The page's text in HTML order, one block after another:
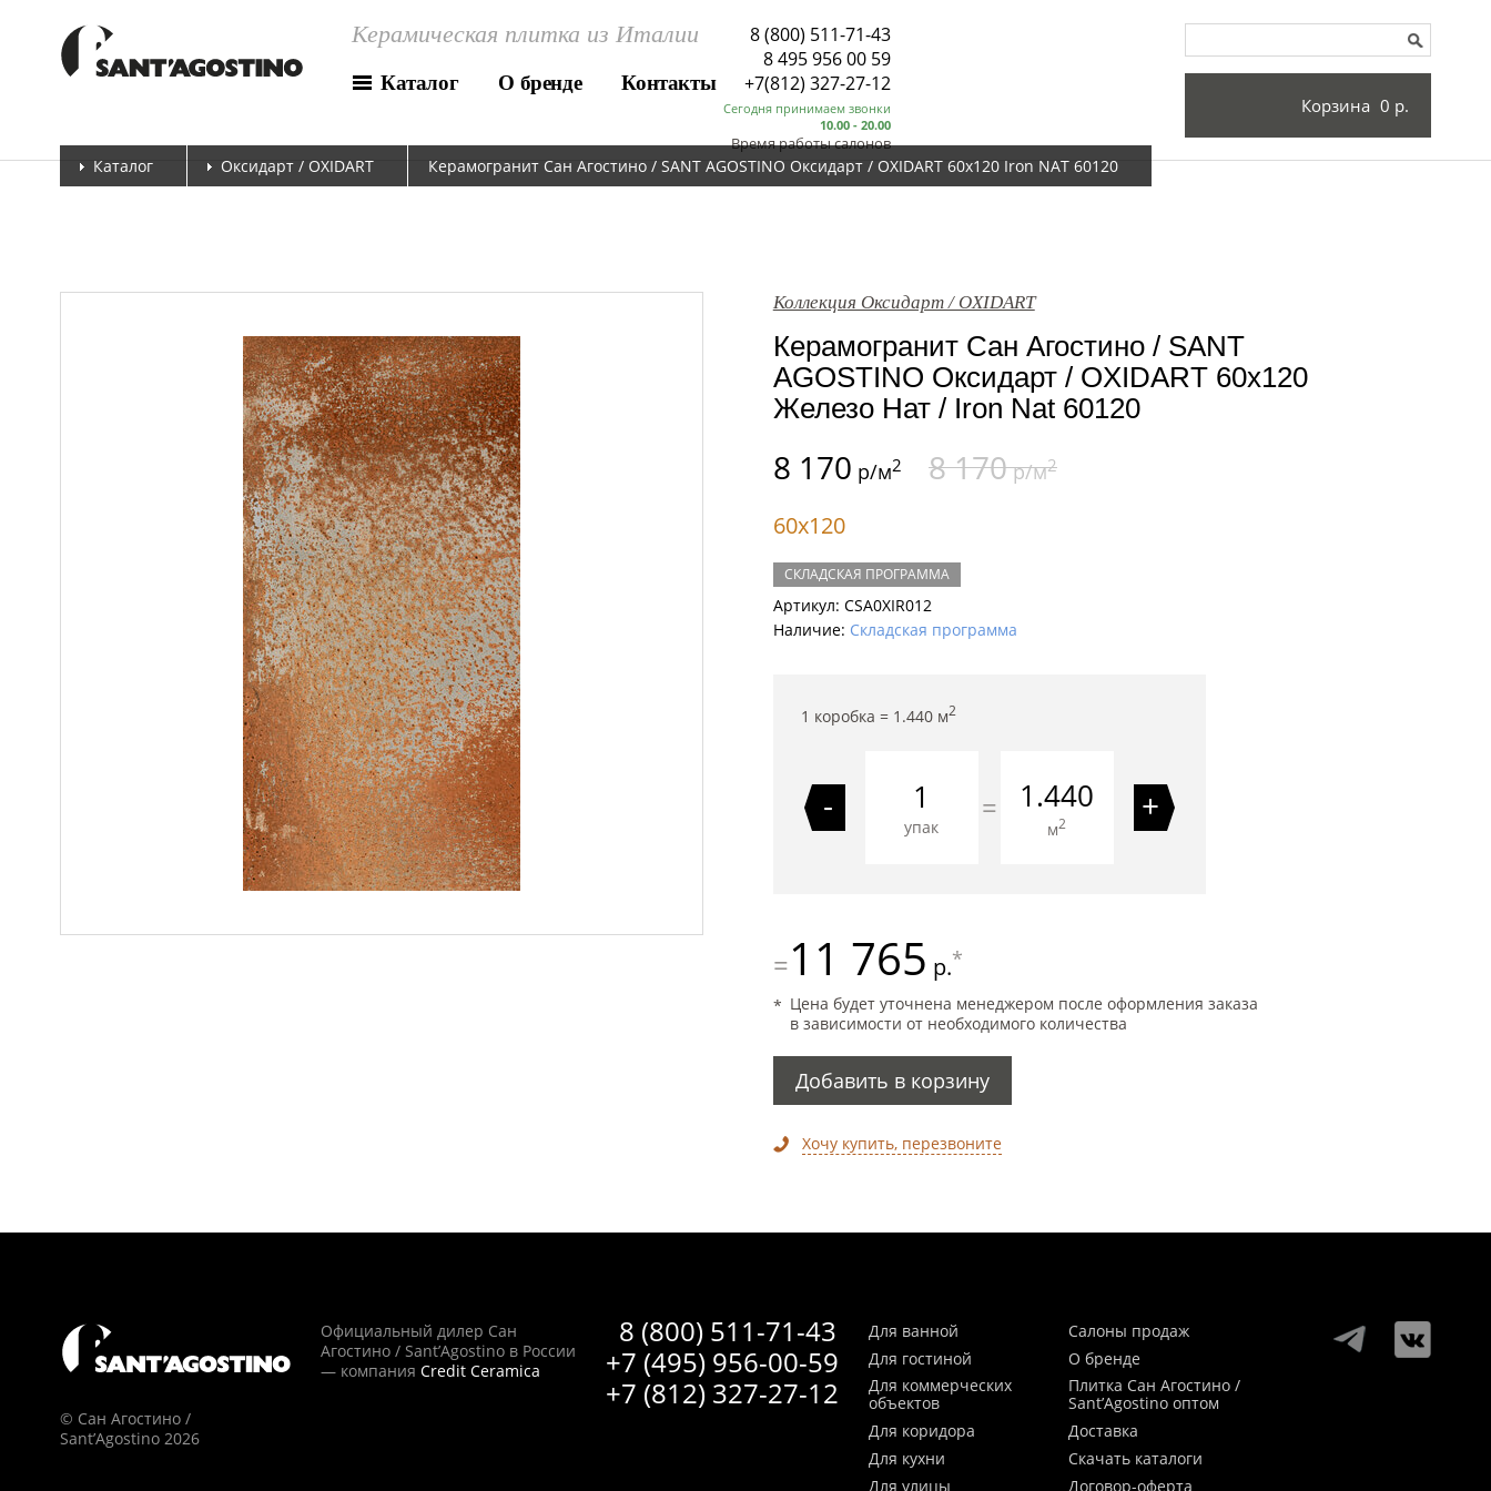
Керамическая плитка из Италии
Каталог О бренде Контакты
8 (800) 511-71-43
8 495 956 00 59
Сегодня принимаем звонки
10.00 - 20.00
Время работы салонов
+7(812) 327-27-12
Корзина 0 р.
Каталог Оксидарт / OXIDART Керамогранит Сан Агостино / SANT AGOSTINO Оксидарт / OXIDART 60x120 Iron NAT 60120
Коллекция Оксидарт / OXIDART
Керамогранит Сан Агостино / SANT
AGOSTINO Оксидарт / OXIDART 60x120
Железо Нат / Iron Nat 60120
8 170 р/м2 8 170р/м2
60x120
СКЛАДСКАЯ ПРОГРАММА
Артикул: CSA0XIR012
Наличие: Складская программа
1 коробка = 1.440м2
-
упак
= 1.440
м2 +
=11 765 р.*
Цена будет уточнена менеджером после оформления заказа
в зависимости от необходимого количества
Добавить в корзину
Хочу купить, перезвоните
© Сан Агостино /
Sant’Agostino 2026
8 (800) 511-71-43
+7 (495) 956-00-59
+7 (812) 327-27-12
Официальный дилер Сан
Агостино / Sant’Agostino в России
— компания Credit Ceramica
Для ванной
Для гостиной
Для коммерческих
объектов
Для коридора
Для кухни
Для улицы
Салоны продаж
О бренде
Плитка Сан Агостино /
Sant’Agostino оптом
Доставка
Скачать каталоги
Договор-оферта